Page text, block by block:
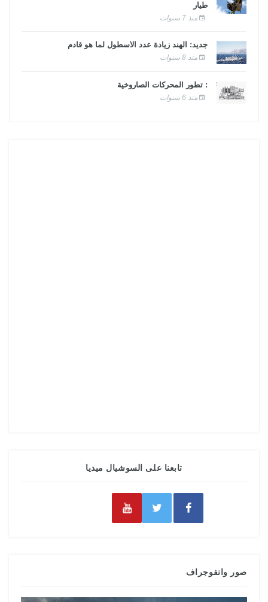
طيار
منذ 7 سنوات
جديد: الهند زيادة عدد الأسطول لما هو قادم
منذ 8 سنوات
: تطور المحركات الصاروخية
منذ 6 سنوات
تابعنا على السوشيال ميديا
صور وانفوجراف